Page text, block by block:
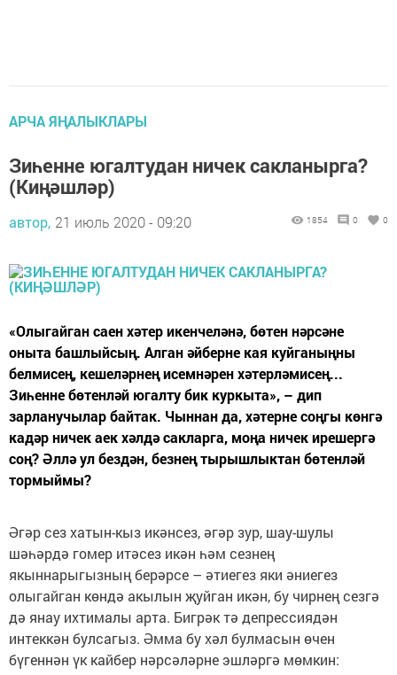
АРЧА ЯҢАЛЫКЛАРЫ
Зиһенне югалтудан ничек сакланырга?
(Киңәшләр)
автор, 21 июль 2020 - 09:20 1854 0 0
«Олыгайган саен хәтер икенчеләнә, бөтен нәрсәне
оныта башлыйсың. Алган әйберне кая куйганыңны
белмисең, кешеләрнең исемнәрен хәтерләмисең...
Зиһенне бөтенләй югалту бик куркыта», – дип
зарланучылар байтак. Чыннан да, хәтерне соңгы көнгә
кадәр ничек аек хәлдә сакларга, моңа ничек ирешергә
соң? Әллә ул бездән, безнең тырышлыктан бөтенләй
тормыймы?
Әгәр сез хатын-кыз икәнсез, әгәр зур, шау-шулы
шәһәрдә гомер итәсез икән һәм сезнең
якыннарыгызның берәрсе – әтиегез яки әниегез
олыгайган көндә акылын җуйган икән, бу чирнең сезгә
дә янау ихтималы арта. Бигрәк тә депрессиядән
интеккән булсагыз. Әмма бу хәл булмасын өчен
бүгеннән үк кайбер нәрсәләрне эшләргә мөмкин: